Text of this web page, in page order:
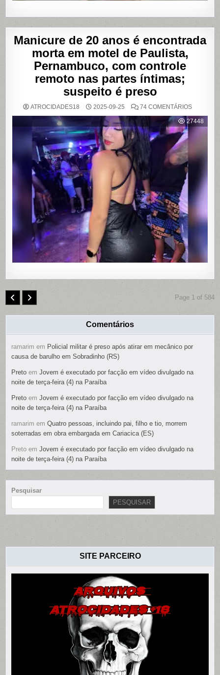
Manicure de 20 anos é encontrada
morta em motel de Paulista,
Pernambuco, com controle
remoto nas partes íntimas;
suspeito é preso
ATROCIDADES18 2025-09-25 74 COMENTÁRIOSEM
DE
20
ANOS
EM
MOTEL
COM
REMOTO
PARTES
É
27448
Page 1 of 584
Comentários
ramarim em Policial militar é preso após atirar em mecânico por
causa de barulho em Sobradinho (RS)
Preto emJovem é executado por facção em vídeo divulgado na
noite de terça-feira (4) na Paraíba
Preto emJovem é executado por facção em vídeo divulgado na
noite de terça-feira (4) na Paraíba
ramarim emQuatro pessoas, incluindo pai, filho e tio, morrem
soterradas em obra embargada em Cariacica (ES)
Preto emJovem é executado por facção em vídeo divulgado na
noite de terça-feira (4) na Paraíba
Pesquisar
PESQUISAR
SITE PARCEIRO